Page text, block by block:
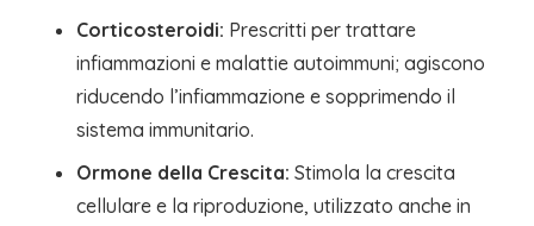
Corticosteroidi: Prescritti per trattare
infiammazioni e malattie autoimmuni; agiscono
riducendo l’infiammazione e sopprimendo il
sistema immunitario.
Ormone della Crescita: Stimola la crescita
cellulare e la riproduzione, utilizzato anche in